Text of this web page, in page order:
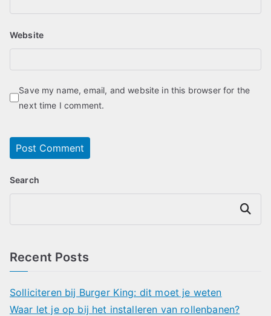
Website
Save my name, email, and website in this browser for the
next time I comment.
Search
Search
Recent Posts
Solliciteren bij Burger King: dit moet je weten
Waar let je op bij het installeren van rollenbanen?